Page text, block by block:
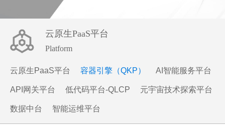
云原生PaaS平台
Platform
云原生PaaS平台 容器引擎（QKP） AI智能服务平台
API网关平台 低代码平台-QLCP 元宇宙技术探索平台
数据中台 智能运维平台